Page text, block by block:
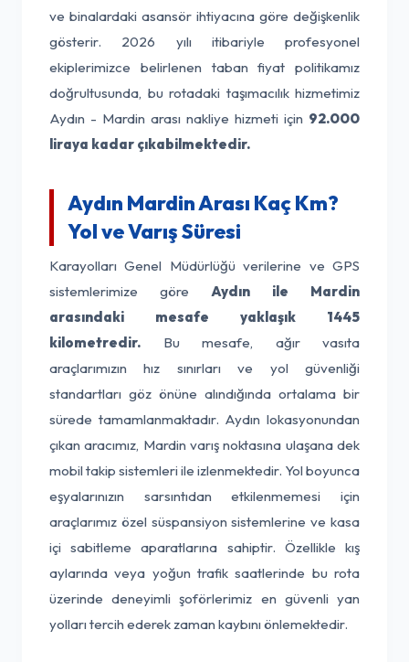
ve binalardaki asansör ihtiyacına göre değişkenlik
gösterir. 2026 yılı itibariyle profesyonel
ekiplerimizce belirlenen taban fiyat politikamız
doğrultusunda, bu rotadaki taşımacılık hizmetimiz
Aydın - Mardin arası nakliye hizmeti için 92.000
liraya kadar çıkabilmektedir.
Aydın Mardin Arası Kaç Km?
Yol ve Varış Süresi
Karayolları Genel Müdürlüğü verilerine ve GPS
sistemlerimize göre Aydın ile Mardin
arasındaki mesafe yaklaşık 1445
kilometredir. Bu mesafe, ağır vasıta
araçlarımızın hız sınırları ve yol güvenliği
standartları göz önüne alındığında ortalama bir
sürede tamamlanmaktadır. Aydın lokasyonundan
çıkan aracımız, Mardin varış noktasına ulaşana dek
mobil takip sistemleri ile izlenmektedir. Yol boyunca
eşyalarınızın sarsıntıdan etkilenmemesi için
araçlarımız özel süspansiyon sistemlerine ve kasa
içi sabitleme aparatlarına sahiptir. Özellikle kış
aylarında veya yoğun trafik saatlerinde bu rota
üzerinde deneyimli şoförlerimiz en güvenli yan
yolları tercih ederek zaman kaybını önlemektedir.